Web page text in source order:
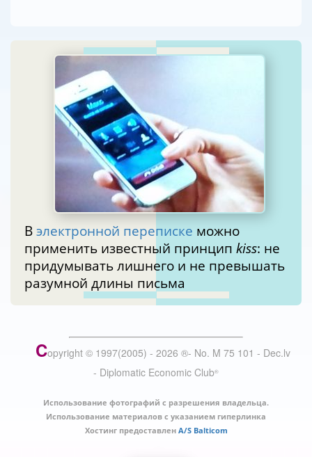
В электронной переписке можно
применить известный принцип kiss: не
придумывать лишнего и не превышать
разумной длины письма
Copyright © 1997(2005) - 2026 ®- No. M 75 101 - Dec.lv
- Diplomatic Economic Club®
Использование фотографий с разрешения владельца.
Использование материалов с указанием гиперлинка
Хостинг предоставлен A/S Balticom